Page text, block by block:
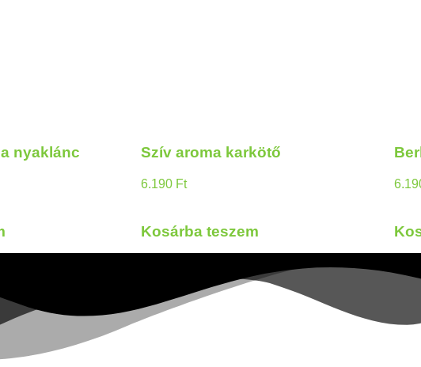
nyaklánc Szív aroma karkötő
6.190 Ft
Kosárba teszem